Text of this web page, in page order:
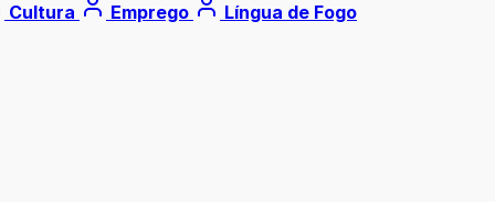
Cultura Emprego Língua de Fogo